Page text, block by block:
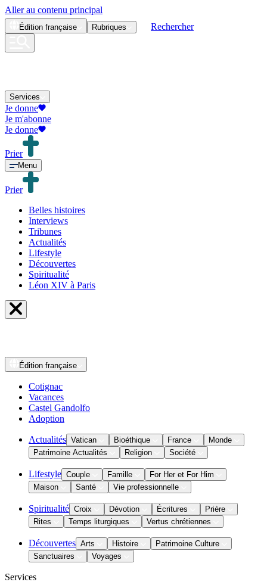
Aller au contenu principal
Édition française Rubriques Rechercher
Services
Je donne
Je m'abonne
Je donne
Prier
Menu
Prier
Belles histoires
Interviews
Tribunes
Actualités
Lifestyle
Découvertes
Spiritualité
Léon XIV à Paris
Édition française
Cotignac
Vacances
Castel Gandolfo
Adoption
Actualités Vatican Bioéthique France
Monde
Patrimoine Actualités
Religion Société
Lifestyle Couple Famille
For Her et For Him
Maison
Santé Vie professionnelle
Spiritualité Croix Dévotion Écritures
Prière
Rites
Temps liturgiques Vertus chrétiennes
Découvertes Arts Histoire
Patrimoine Culture
Sanctuaires
Voyages
Services